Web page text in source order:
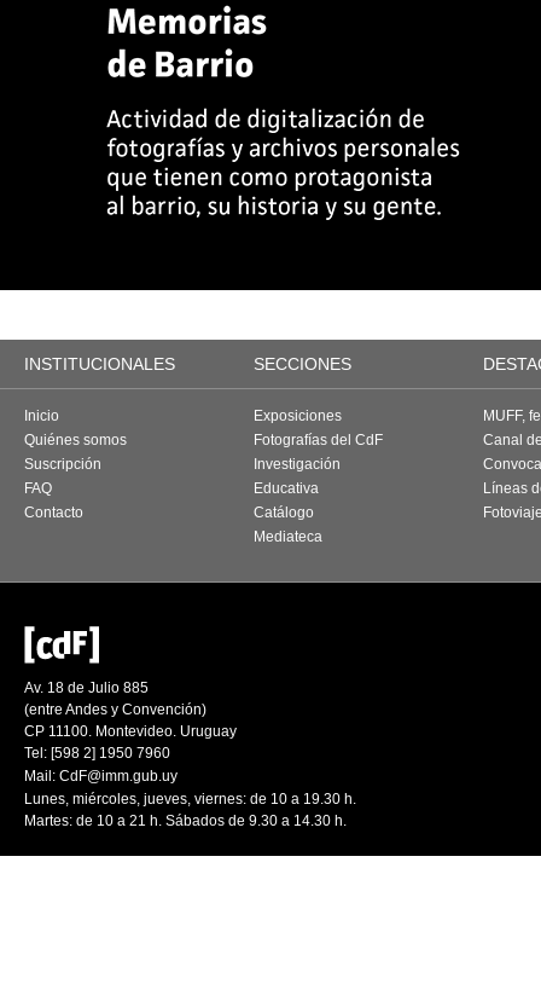
INSTITUCIONALES SECCIONES
Inicio
Quiénes somos
Suscripción
FAQ
Contacto
Exposiciones
Fotografías del CdF
Investigación
Educativa
Catálogo
Mediateca
MUFF,
Canal
Líneas
Av. 18 de Julio 885
(entre Andes y Convención)
CP 11100. Montevideo. Uruguay
Tel: [598 2] 1950 7960
Mail: CdF@imm.gub.uy
Lunes, miércoles, jueves, viernes: de 10 a 19.30 h.
Martes: de 10 a 21 h. Sábados de 9.30 a 14.30 h.